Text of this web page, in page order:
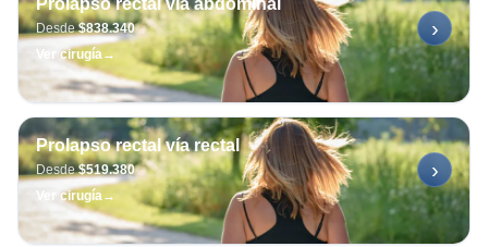
Prolapso rectal vía abdominal
Desde$838.340
Ver cirugía→
›
Prolapso rectal vía rectal
Desde$519.380
Ver cirugía→
›